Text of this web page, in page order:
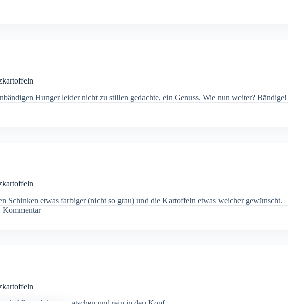
Hunger leider nicht zu stillen gedachte, ein Genuss. Wie nun weiter?
Schinken etwas farbiger (nicht so grau) und die Kartoffeln etwas weicher gewünscht.
Kommentar